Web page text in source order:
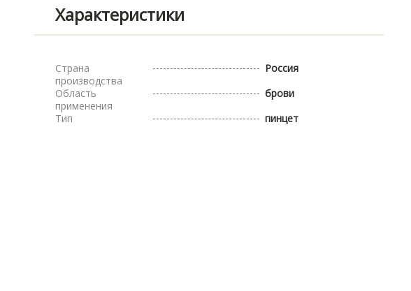
Характеристики
Страна
производства
Россия
Область
применения
брови
Тип
пинцет